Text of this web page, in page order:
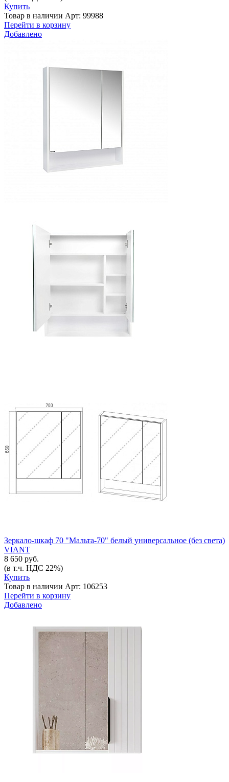
Купить
Товар в наличии Арт: 99988
Перейти в корзину
Добавлено
Зеркало-шкаф 70 "Мальта-70" белый универсальное (без света)
VIANT
8 650 руб.
(в т.ч. НДС 22%)
Купить
Товар в наличии Арт: 106253
Перейти в корзину
Добавлено